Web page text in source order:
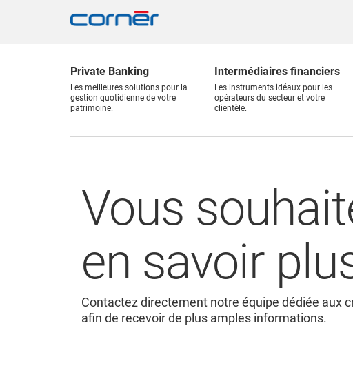
Private Banking
Les meilleures solutions pour la
gestion quotidienne de votre
patrimoine.
Intermédiaires financiers
Les instruments idéaux pour les
opérateurs du secteur et votre
clientèle.
Vous
en savoir
Contactez directement notre équipe dédiée aux
afin de recevoir de plus amples informations.